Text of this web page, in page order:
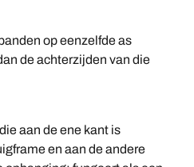
op eenzelfde as
de achterzijden van die
aan de ene kant is
en aan de andere